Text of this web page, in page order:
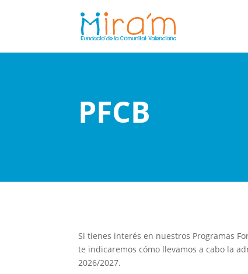
PFCB
Si tienes interés en nuestros Programas
te indicaremos cómo llevamos a cabo la
2026/2027.